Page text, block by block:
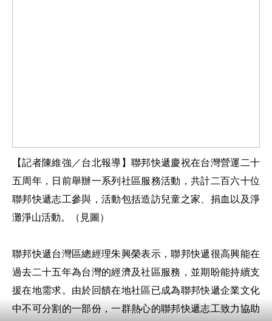
【記者陳維強／台北報導】聯邦快遞慶祝在台灣營運二十
五周年，日前舉辦一系列社區服務活動，共計二百六十位
聯邦快遞志工參與，活動包括造訪兒童之家、捐血以及淨
灘淨山活動。
（見圖）
聯邦快遞台灣區總經理朱興榮表示，聯邦快遞很高興能在
過去二十五年為台灣的經濟及社區服務，並期盼能持續支
援在地需求。由於回饋在地社區已成為聯邦快遞企業文化
中不可分割的一部份，一群熱心的聯邦快遞志工致力協助